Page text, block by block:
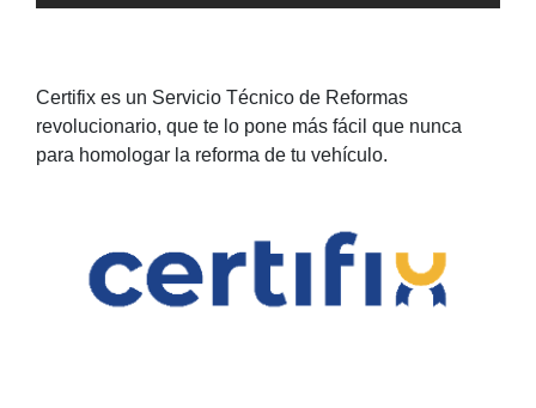
Certifix es un Servicio Técnico de Reformas
revolucionario, que te lo pone más fácil que nunca
para homologar la reforma de tu vehículo.